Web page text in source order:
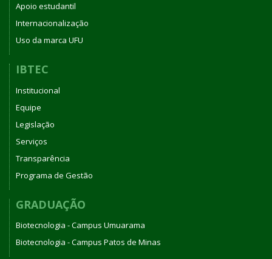
Apoio estudantil
Internacionalização
Uso da marca UFU
IBTEC
Institucional
Equipe
Legislação
Serviços
Transparência
Programa de Gestão
GRADUAÇÃO
Biotecnologia - Campus Umuarama
Biotecnologia - Campus Patos de Minas